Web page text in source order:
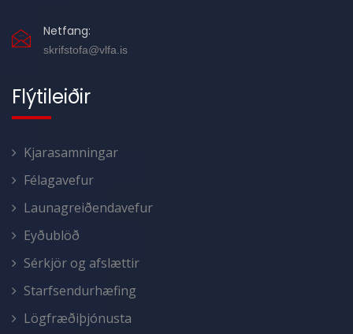
Netfang:
skrifstofa@vlfa.is
Flýtileiðir
Kjarasamningar
Félagavefur
Launagreiðendavefur
Eyðublöð
Sérkjör og afslættir
Starfsendurhæfing
Lögfræðiþjónusta